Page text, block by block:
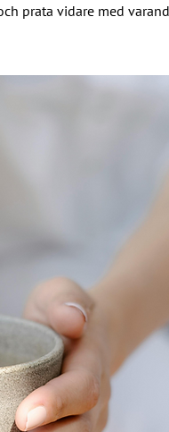
prata vidare med